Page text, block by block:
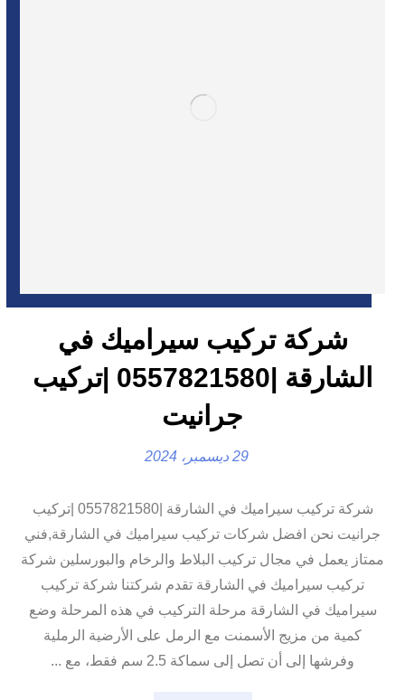
شركة تركيب سيراميك في
الشارقة |0557821580 |تركيب
جرانيت
29 ديسمبر، 2024
شركة تركيب سيراميك في الشارقة |0557821580 |تركيب
جرانيت نحن افضل شركات تركيب سيراميك في الشارقة,فني
ممتاز يعمل في مجال تركيب البلاط والرخام والبورسلين شركة
تركيب سيراميك في الشارقة تقدم شركتنا شركة تركيب
سيراميك في الشارقة مرحلة التركيب في هذه المرحلة وضع
كمية من مزيج الأسمنت مع الرمل على الأرضية الرملية
وفرشها إلى أن تصل إلى سماكة 2.5 سم فقط، مع ...